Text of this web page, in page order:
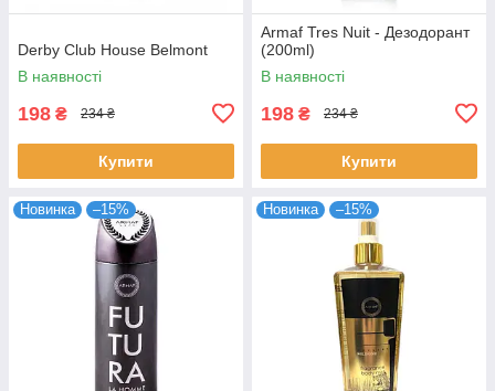
Derby Club House Belmont
В наявності
198 ₴ 234 ₴
Купити
Armaf Tres Nuit - Дезодорант
(200ml)
В наявності
198 ₴ 234 ₴
Купити
Новинка –15% Новинка –15%